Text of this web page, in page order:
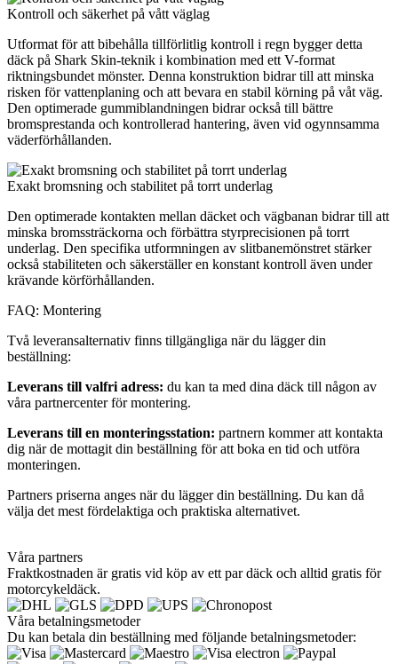
Kontroll och säkerhet på vått väglag
Utformat för att bibehålla tillförlitlig kontroll i regn bygger detta
däck på Shark Skin-teknik i kombination med ett V-format
riktningsbundet mönster. Denna konstruktion bidrar till att minska
risken för vattenplaning och att bevara en stabil körning på våt väg.
Den optimerade gummiblandningen bidrar också till bättre
bromsprestanda och kontrollerad hantering, även vid ogynnsamma
väderförhållanden.
Exakt bromsning och stabilitet på torrt underlag
Den optimerade kontakten mellan däcket och vägbanan bidrar till att
minska bromssträckorna och förbättra styrprecisionen på torrt
underlag. Den specifika utformningen av slitbanemönstret stärker
också stabiliteten och säkerställer en konstant kontroll även under
krävande körförhållanden.
FAQ: Montering
Två leveransalternativ finns tillgängliga när du lägger din
beställning:
Leverans till valfri adress: du kan ta med dina däck till någon av
våra partnercenter för montering.
Leverans till en monteringsstation: partnern kommer att kontakta
dig när de mottagit din beställning för att boka en tid och utföra
monteringen.
Partners priserna anges när du lägger din beställning. Du kan då
välja det mest fördelaktiga och praktiska alternativet.
Våra partners
Fraktkostnaden är gratis vid köp av ett par däck och alltid gratis för
motorcykeldäck.
Våra betalningsmetoder
Du kan betala din beställning med följande betalningsmetoder: